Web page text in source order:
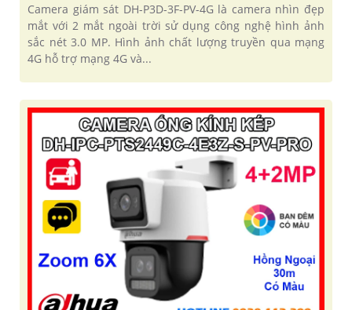
Camera giám sát DH-P3D-3F-PV-4G là camera nhìn đẹp
mắt với 2 mắt ngoài trời sử dụng công nghệ hình ảnh
sắc nét 3.0 MP. Hình ảnh chất lượng truyền qua mạng
4G hỗ trợ mạng 4G và...